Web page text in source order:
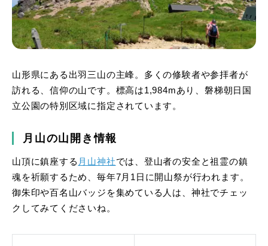
山形県にある出羽三山の主峰。多くの修験者や参拝者が
訪れる、信仰の山です。標高は1,984mあり、磐梯朝日国
立公園の特別区域に指定されています。
月山の山開き情報
山頂に鎮座する 月山神社では、登山者の安全と祖霊の鎮
魂を祈願するため、毎年7月1日に開山祭が行われます。
御朱印や百名山バッジを集めている人は、神社でチェッ
クしてみてくださいね。